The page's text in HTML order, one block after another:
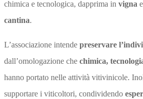
chimica e tecnologica, dapprima in vigna
cantina.
L’associazione intende preservare
dall’omologazione che chimica,
hanno portato nelle attività vitivinicole.
supportare i viticoltori, condividendo